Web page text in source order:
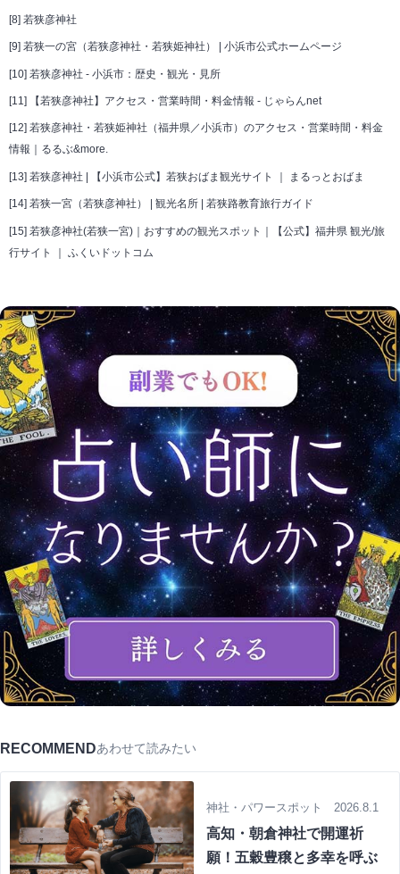
[8] 若狭彦神社
[9] 若狭一の宮（若狭彦神社・若狭姫神社） | 小浜市公式ホームページ
[10] 若狭彦神社 - 小浜市：歴史・観光・見所
[11] 【若狭彦神社】アクセス・営業時間・料金情報 - じゃらんnet
[12] 若狭彦神社・若狭姫神社（福井県／小浜市）のアクセス・営業時間・料金
情報｜るるぶ&more.
[13] 若狭彦神社 | 【小浜市公式】若狭おばま観光サイト ｜ まるっとおばま
[14] 若狭一宮（若狭彦神社） | 観光名所 | 若狭路教育旅行ガイド
[15] 若狭彦神社(若狭一宮)｜おすすめの観光スポット｜【公式】福井県 観光/旅
行サイト ｜ ふくいドットコム
RECOMMENDあわせて読みたい
神社・パワースポット 2026.8.1
高知・朝倉神社で開運祈
願！五穀豊穣と多幸を呼ぶ